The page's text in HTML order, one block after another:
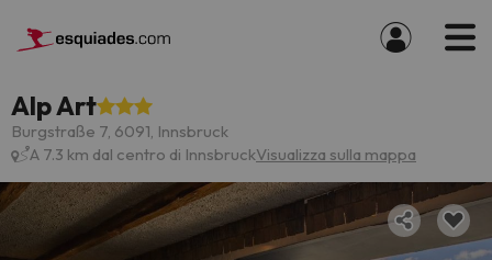
Alp Art
Burgstraße 7, 6091, Innsbruck
A 7.3 km dal centro di InnsbruckVisualizza sulla mappa